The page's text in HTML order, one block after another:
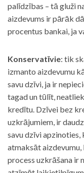
palīdzības – tā gluži
aizdevums ir pārāk
procentus bankai, ja
Konservatīvie: tik
izmanto aizdevumu
savu dzīvi, ja ir
tagad un tūlīt,
kredītu. Dzīvei bez
uzkrājumiem, ir
savu dzīvi apzinoties,
atmaksāt
process uzkrāšana ir